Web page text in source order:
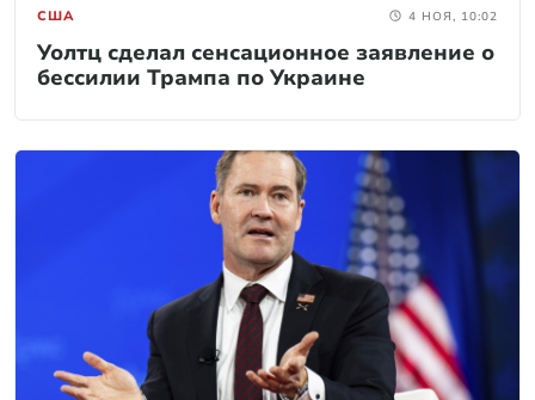
США 4 НОЯ, 10:02
Уолтц сделал сенсационное заявление о
бессилии Трампа по Украине